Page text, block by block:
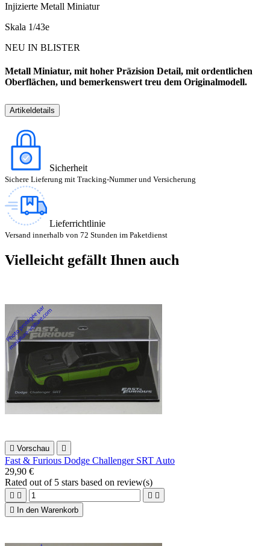
Injizierte Metall Miniatur
Skala 1/43e
NEU IN BLISTER
Metall Miniatur, mit hoher Präzision Detail, mit ordentlichen
Oberflächen, und bemerkenswert treu dem Originalmodell.
Artikeldetails
Sicherheit
Sichere Lieferung mit Tracking-Nummer und Versicherung
Lieferrichtlinie
Versand innerhalb von 72 Stunden im Paketdienst
Vielleicht gefällt Ihnen auch
 Vorschau 
Fast & Furious Dodge Challenger SRT Auto
29,90 €
Rated out of 5 stars based on review(s)
   

In den Warenkorb